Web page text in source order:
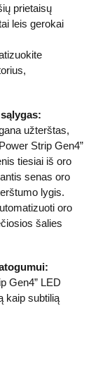
prietaisų
leis gerokai
užterštas,
Strip Gen4”
tiesiai iš oro
senas oro
lygis.
oro
šalies
Gen4” LED
kaip subtilią